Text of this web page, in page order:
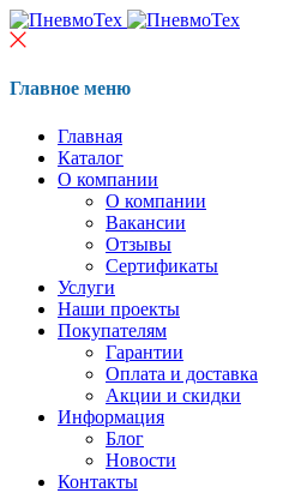
Главное меню
Главная
Каталог
О компании
О компании
Вакансии
Отзывы
Сертификаты
Услуги
Наши проекты
Покупателям
Гарантии
Оплата и доставка
Акции и скидки
Информация
Блог
Новости
Контакты